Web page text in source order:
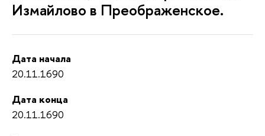
Измайлово в Преображенское.
Дата начала
20.11.1690
Дата конца
20.11.1690